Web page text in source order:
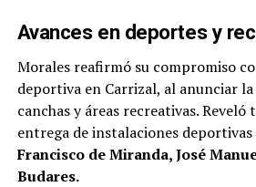
Avances en deportes y
Morales reafirmó su compromiso
deportiva en Carrizal, al anunciar
canchas y áreas recreativas.
entrega de instalaciones deportivas
Francisco de Miranda, José
Budares.